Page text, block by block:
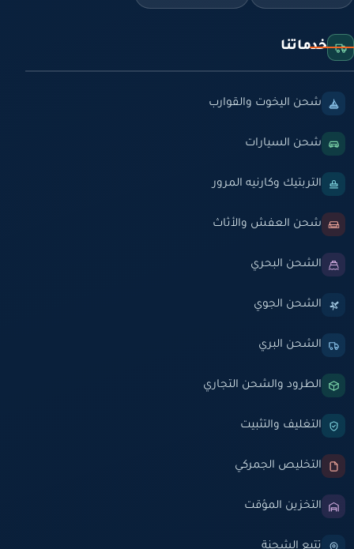
خدماتنا
شحن اليخوت والقوارب
شحن السيارات
التربتيك وكارنيه المرور
شحن العفش والأثاث
الشحن البحري
الشحن الجوي
الشحن البري
الطرود والشحن التجاري
التغليف والتثبيت
التخليص الجمركي
التخزين المؤقت